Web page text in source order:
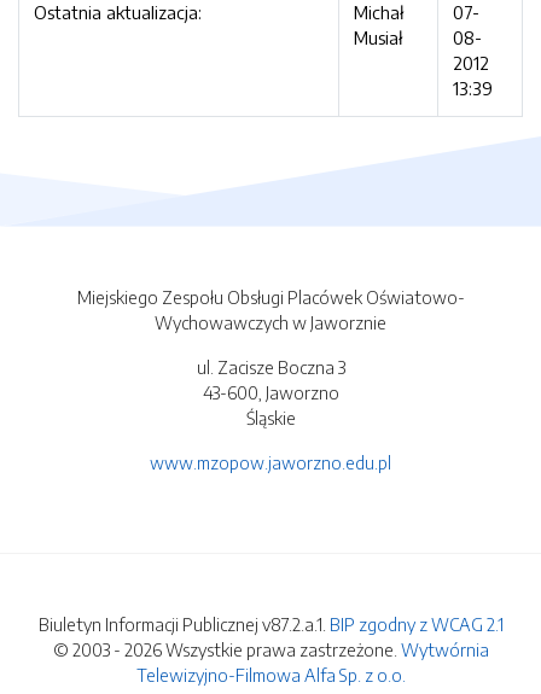
Ostatnia aktualizacja:
Michał
Musiał
07-
08-
2012
13:39
Miejskiego Zespołu Obsługi Placówek Oświatowo-
Wychowawczych w Jaworznie
ul. Zacisze Boczna 3
43-600, Jaworzno
Śląskie
www.mzopow.jaworzno.edu.pl
Biuletyn Informacji Publicznej v87.2.a.1. BIP zgodny z WCAG 2.1
© 2003 - 2026 Wszystkie prawa zastrzeżone. Wytwórnia
Telewizyjno-Filmowa Alfa Sp. z o.o.